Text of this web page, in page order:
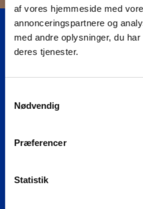
af vores hjemmeside med
annonceringspartnere og
med andre oplysninger, du
deres tjenester.
Nødvendig
Præferencer
Statistik
kontaktperson
hele forløbet
kontaktperson